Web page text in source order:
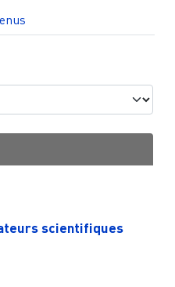
scientifiques